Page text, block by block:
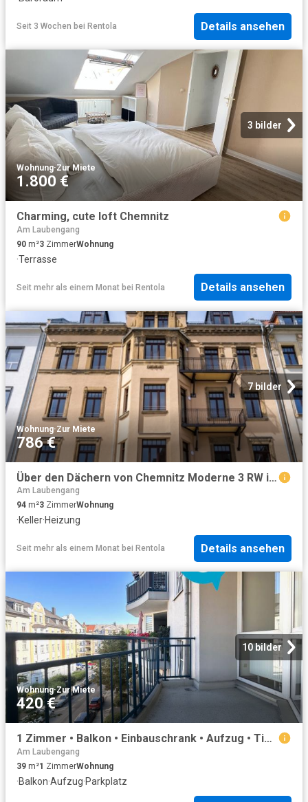
Seit 3 Wochen bei Rentola Details ansehen
3 bilder
Wohnung·Zur Miete
1.800 €
Charming, cute loft Chemnitz
Am Laubengang
90 m²3 ZimmerWohnung
·Terrasse
Seit mehr als einem Monat bei Rentola Details ansehen
7 bilder
Wohnung·Zur Miete
786 €
Über den Dächern von Chemnitz Moderne 3 RW in Bahnhofsnähe WE13
Am Laubengang
94 m²3 ZimmerWohnung
·Keller·Heizung
Seit mehr als einem Monat bei Rentola Details ansehen
10 bilder
Wohnung·Zur Miete
420 €
1 Zimmer • Balkon • Einbauschrank • Aufzug • Tiefgarage • Kaßberg • schnell sein lohnt sich ID: 3504
Am Laubengang
39 m²1 ZimmerWohnung
·Balkon·Aufzug·Parkplatz